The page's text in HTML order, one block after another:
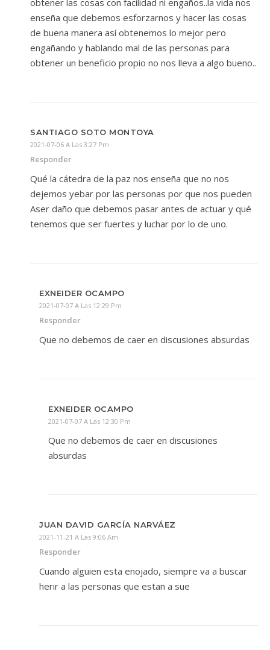
obtener las cosas con facilidad ni engaños..la vida nos
enseña que debemos esforzarnos y hacer las cosas
de buena manera así obtenemos lo mejor pero
engañando y hablando mal de las personas para
obtener un beneficio propio no nos lleva a algo bueno..
SANTIAGO SOTO MONTOYA
2021-07-06 A Las 3:27 Pm
Responder
Qué la cátedra de la paz nos enseña que no nos
dejemos yebar por las personas por que nos pueden
Aser daño que debemos pasar antes de actuar y qué
tenemos que ser fuertes y luchar por lo de uno.
EXNEIDER OCAMPO
2021-07-07 A Las 12:29 Pm
Responder
Que no debemos de caer en discusiones absurdas
EXNEIDER OCAMPO
2021-07-07 A Las 12:30 Pm
Que no debemos de caer en discusiones
absurdas
JUAN DAVID GARCÍA NARVÁEZ
2021-11-21 A Las 9:06 Am
Responder
Cuando alguien esta enojado, siempre va a buscar
herir a las personas que estan a sue